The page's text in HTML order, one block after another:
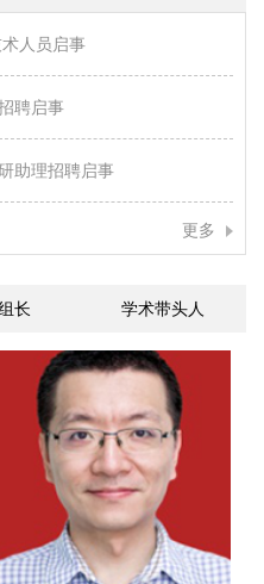
人员启事
聘启事
助理招聘启事
更多
长 学术带头人